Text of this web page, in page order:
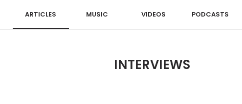
ARTICLES MUSIC VIDEOS PODCASTS
INTERVIEWS